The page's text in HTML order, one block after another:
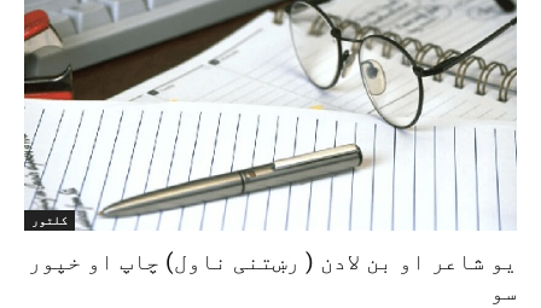
کلتور
یو شاعر او بن لادن ( رښتنی ناول) چاپ او خپور
سو